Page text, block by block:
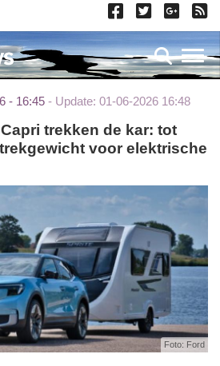
- 16:45 Update: 01-06-2026 16:48
voor elektrische
Foto: Ford